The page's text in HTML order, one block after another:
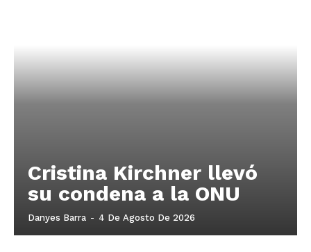
Cristina Kirchner llevó
su condena a la ONU
Danyes Barra - 4 De Agosto De 2026